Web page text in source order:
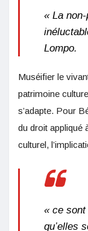
« La
Lompo.
Muséifier le
patrimoine
s’adapte. Pour
du droit appliqué
culturel,
« ce
qu’elles